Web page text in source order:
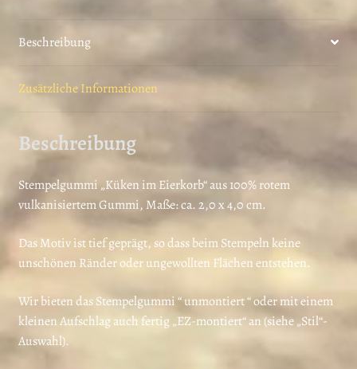
es
t
Beschreibung
Zusätzliche Informationen
Beschreibung
Stempelgummi „Küken im Eierkorb“ aus 100% rotem
vulkanisiertem Gummi, Maße: ca. 2,0 x 4,0 cm.
Das Motiv ist tief geprägt, so dass beim Stempeln keine
unschönen Ränder oder ungewollten Flächen entstehen.
Wir bieten das Stempelgummi “ unmontiert “ oder mit einem
kleinen Aufschlag auch fertig „EZ-montiert“ an (siehe „Stil“-
Auswahl).